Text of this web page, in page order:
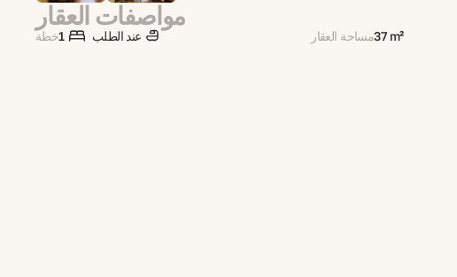
مواصفات العقار
خطة1 عند الطلب مساحة العقار37 m²